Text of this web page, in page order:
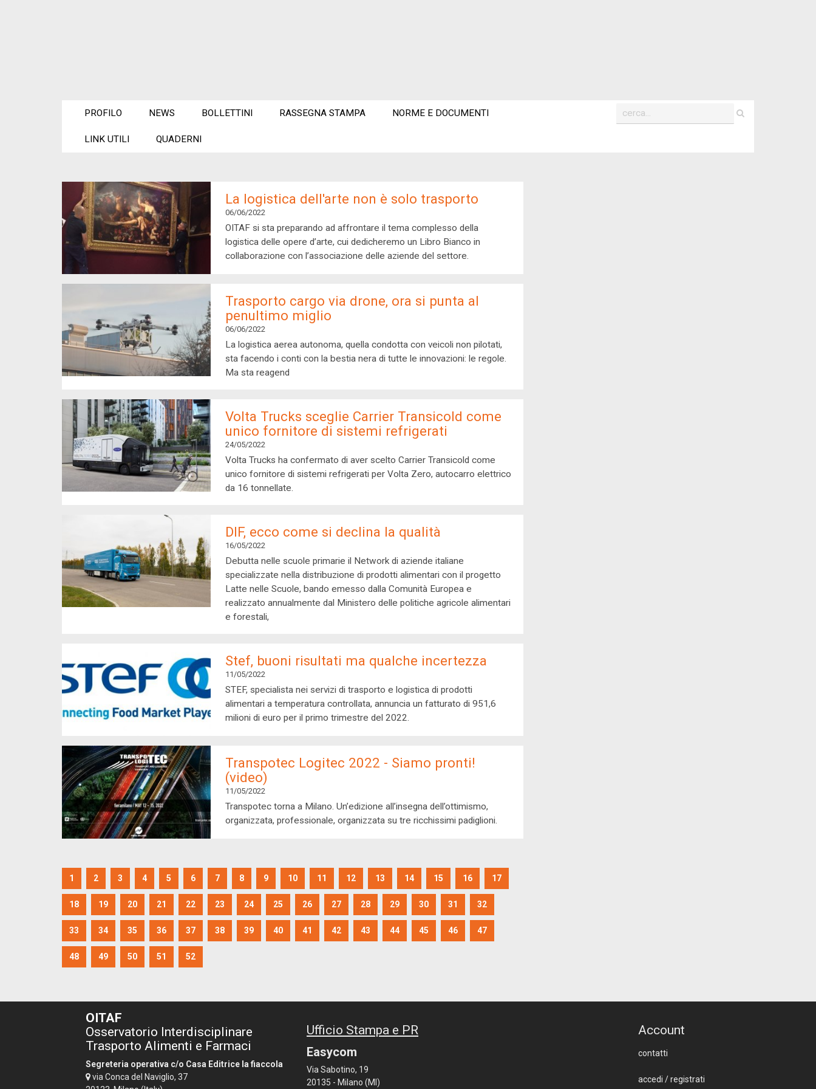
PROFILO NEWS BOLLETTINI RASSEGNA STAMPA NORME E DOCUMENTI
LINK UTILI QUADERNI
La logistica dell'arte non è solo trasporto
06/06/2022
OITAF si sta preparando ad affrontare il tema complesso della
logistica delle opere d’arte, cui dedicheremo un Libro Bianco in
collaborazione con l’associazione delle aziende del settore.
Trasporto cargo via drone, ora si punta al
penultimo miglio
06/06/2022
La logistica aerea autonoma, quella condotta con veicoli non pilotati,
sta facendo i conti con la bestia nera di tutte le innovazioni: le regole.
Ma sta reagend
Volta Trucks sceglie Carrier Transicold come
unico fornitore di sistemi refrigerati
24/05/2022
Volta Trucks ha confermato di aver scelto Carrier Transicold come
unico fornitore di sistemi refrigerati per Volta Zero, autocarro elettrico
da 16 tonnellate.
DIF, ecco come si declina la qualità
16/05/2022
Debutta nelle scuole primarie il Network di aziende italiane
specializzate nella distribuzione di prodotti alimentari con il progetto
Latte nelle Scuole, bando emesso dalla Comunità Europea e
realizzato annualmente dal Ministero delle politiche agricole alimentari
e forestali,
Stef, buoni risultati ma qualche incertezza
11/05/2022
STEF, specialista nei servizi di trasporto e logistica di prodotti
alimentari a temperatura controllata, annuncia un fatturato di 951,6
milioni di euro per il primo trimestre del 2022.
Transpotec Logitec 2022 - Siamo pronti!
(video)
11/05/2022
Transpotec torna a Milano. Un’edizione all’insegna dell’ottimismo,
organizzata, professionale, organizzata su tre ricchissimi padiglioni.
1 2 3 4 5 6 7 8 9 10 11 12 13 14 15 16 17
18 19 20 21 22 23 24 25 26 27 28 29 30 31 32
33 34 35 36 37 38 39 40 41 42 43 44 45 46 47
48 49 50 51 52
OITAF
Osservatorio Interdisciplinare
Trasporto Alimenti e Farmaci
Segreteria operativa c/o Casa Editrice la fiaccola
via Conca del Naviglio, 37
Ufficio Stampa e PR
Easycom
Via Sabotino, 19
20135 - Milano (MI)
Account
contatti
accedi /registrati